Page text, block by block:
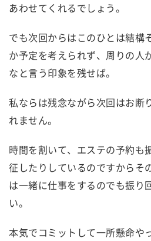
あわせてくれるでしょう。
でも次回からはこのひとは結構
か予定を考えられず、周りの人
なと言う印象を残せば。
私ならは残念ながら次回はお断
れません。
時間を割いて、エステの予約も
征したりしているのですからそ
は一緒に仕事をするのでも振り
い。
本気でコミットして一所懸命や